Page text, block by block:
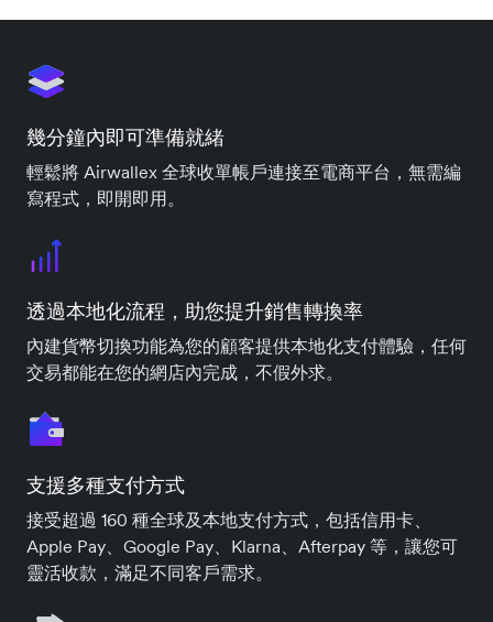
幾分鐘內即可準備就緒
輕鬆將 Airwallex 全球收單帳戶連接至電商平台，無需編
寫程式，即開即用。
透過本地化流程，助您提升銷售轉換率
內建貨幣切換功能為您的顧客提供本地化支付體驗，任何
交易都能在您的網店內完成，不假外求。
支援多種支付方式
接受超過 160 種全球及本地支付方式，包括信用卡、
Apple Pay、Google Pay、Klarna、Afterpay 等，讓您可
靈活收款，滿足不同客戶需求。